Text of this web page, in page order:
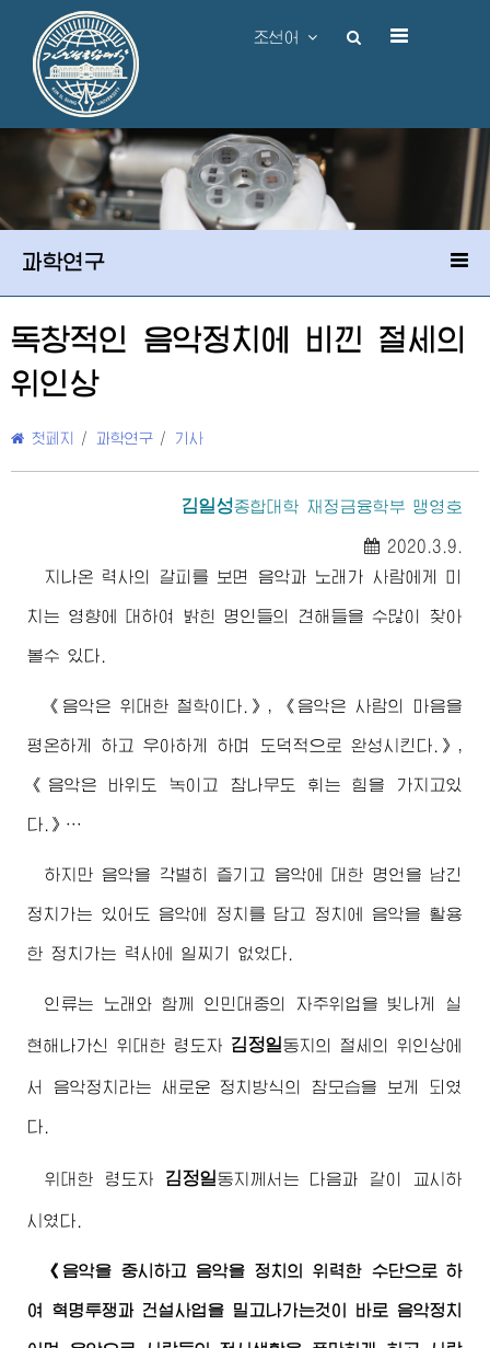
조선어
과학연구
독창적인 음악정치에 비낀 절세의
위인상
첫페지 / 과학연구 / 기사
김일성종합대학 재정금융학부 맹영호
2020.3.9.
지나온 력사의 갈피를 보면 음악과 노래가 사람에게 미
치는 영향에 대하여 밝힌 명인들의 견해들을 수많이 찾아
볼수 있다.
《음악은 위대한 철학이다.》, 《음악은 사람의 마음을
평온하게 하고 우아하게 하며 도덕적으로 완성시킨다.》,
《음악은 바위도 녹이고 참나무도 휘는 힘을 가지고있
다.》…
하지만 음악을 각별히 즐기고 음악에 대한 명언을 남긴
정치가는 있어도 음악에 정치를 담고 정치에 음악을 활용
한 정치가는 력사에 일찌기 없었다.
인류는 노래와 함께 인민대중의 자주위업을 빛나게 실
현해나가신 위대한 령도자 김정일동지 의 절세의 위인상에
서 음악정치라는 새로운 정치방식의 참모습을 보게 되였
다.
위대한 령도자 김정일동지 께서는 다음과 같이 교시하
시였다.
《음악을 중시하고 음악을 정치의 위력한 수단으로 하
여 혁명투쟁과 건설사업을 밀고나가는것이 바로 음악정치